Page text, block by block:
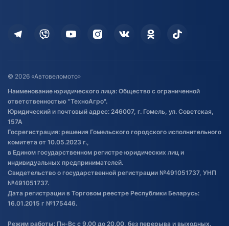
Дополнительные услуги
Оставить отзыв
Договор публичной оферты
Обработка файлов cookie
Постановка транспорта на учет
Обновления в ЭПТС 2024
© 2026 «Автовеломото»
Наименование юридического лица: Общество с ограниченной
ответственностью "ТехноАгро".
Юридический и почтовый адрес: 246007, г. Гомель, ул. Советская,
157А
Госрегистрация: решения Гомельского городского исполнительного
комитета от 10.05.2023 г.,
в Едином государственном регистре юридических лиц и
индивидуальных предпринимателей.
Свидетельство о государственной регистрации №491051737, УНП
№491051737.
Дата регистрации в Торговом реестре Республики Беларусь:
16.01.2015 г №175446.
Режим работы: Пн-Вс с 9.00 до 20.00, без перерыва и выходных.